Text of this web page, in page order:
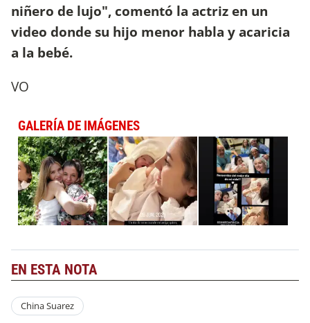
niñero de lujo", comentó la actriz en un
video donde su hijo menor habla y acaricia
a la bebé.
VO
GALERÍA DE IMÁGENES
EN ESTA NOTA
China Suarez